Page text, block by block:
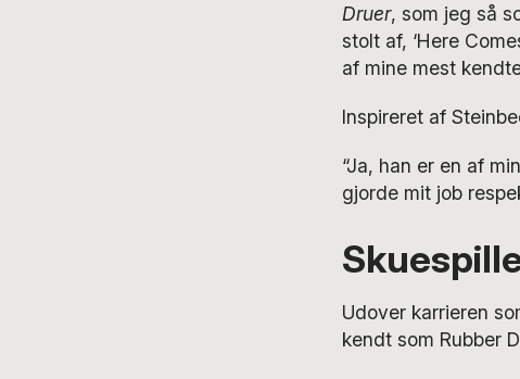
Druer, som jeg så
stolt af, ‘Here
af mine mest
Inspireret af
“Ja, han er en af
gjorde mit job
Udover karrieren
kendt som Rubber